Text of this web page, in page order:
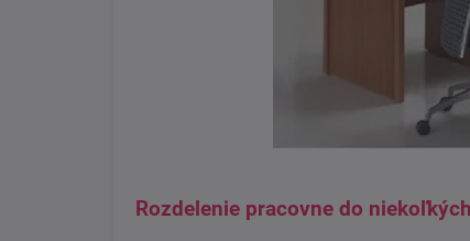
Rozdelenie pracovne do